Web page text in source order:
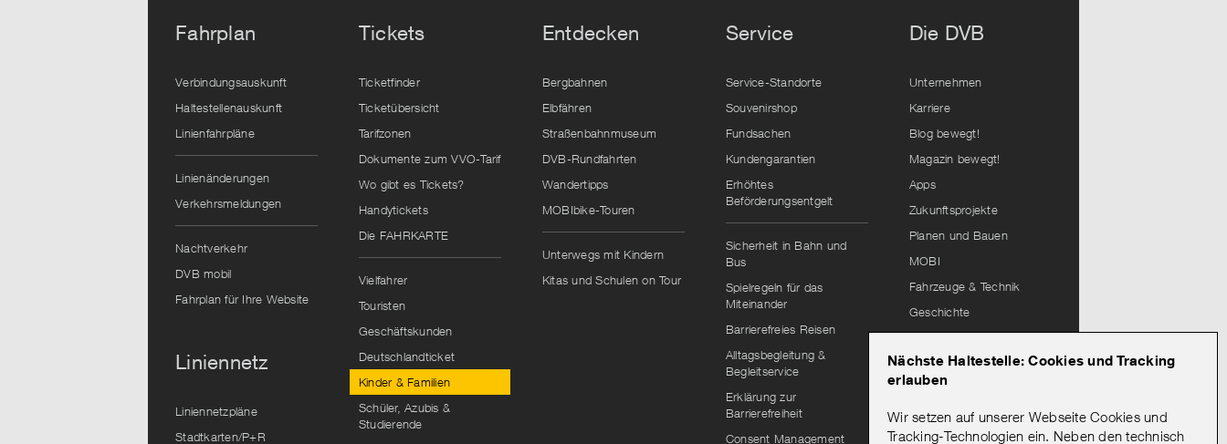
Nächste Haltestelle: Cookies und Tracking
erlauben
Wir setzen auf unserer Webseite Cookies und
Tracking-Technologien ein. Neben den technisch
Fahrplan
Verbindungsauskunft
Haltestellenauskunft
Linienfahrpläne
Linienänderungen
Verkehrsmeldungen
Nachtverkehr
DVB mobil
Fahrplan für Ihre Website
Liniennetz
Liniennetzpläne
Stadtkarten/P+R
Tickets
Ticketfinder
Ticketübersicht
Tarifzonen
Dokumente zum VVO-Tarif
Wo gibt es Tickets?
Handytickets
Die FAHRKARTE
Vielfahrer
Touristen
Geschäftskunden
Deutschlandticket
Kinder & Familien
Schüler, Azubis &
Studierende
Entdecken
Bergbahnen
Elbfähren
Straßenbahnmuseum
DVB-Rundfahrten
Wandertipps
MOBIbike-Touren
Unterwegs mit Kindern
Kitas und Schulen on Tour
Service
Service-Standorte
Souvenirshop
Fundsachen
Kundengarantien
Erhöhtes
Beförderungsentgelt
Sicherheit in Bahn und
Bus
Spielregeln für das
Miteinander
Barrierefreies Reisen
Alltagsbegleitung &
Begleitservice
Erklärung zur
Barrierefreiheit
Consent Management
Die DVB
Unternehmen
Karriere
Blog bewegt!
Magazin bewegt!
Apps
Zukunftsprojekte
Planen und Bauen
MOBI
Fahrzeuge & Technik
Geschichte
Lieferantenportal
Leitungsauskunft
Mein Abo